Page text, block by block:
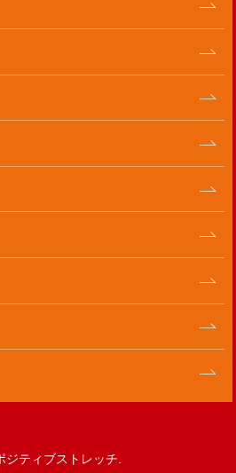
ティブストレッチ.